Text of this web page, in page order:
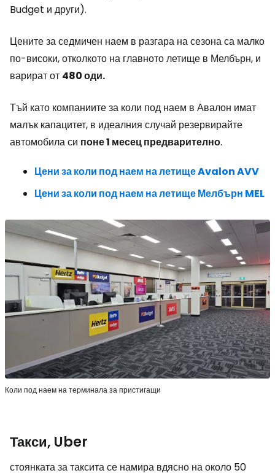
Budget и други).
Цените за седмичен наем в разгара на сезона са малко
по-високи, отколкото на главното летище в Мелбърн, и
варират от 480 оди.
Тъй като компаниите за коли под наем в Авалон имат
малък капацитет, в идеалния случай резервирайте
автомобила си поне 1 месец предварително.
Цени за коли под наем на летище Avalon AVV
Цени за коли под наем на летище Мелбърн MEL
Коли под наем на терминала за пристигащи
Такси, Uber
стоянката за таксита се намира вдясно на около 50